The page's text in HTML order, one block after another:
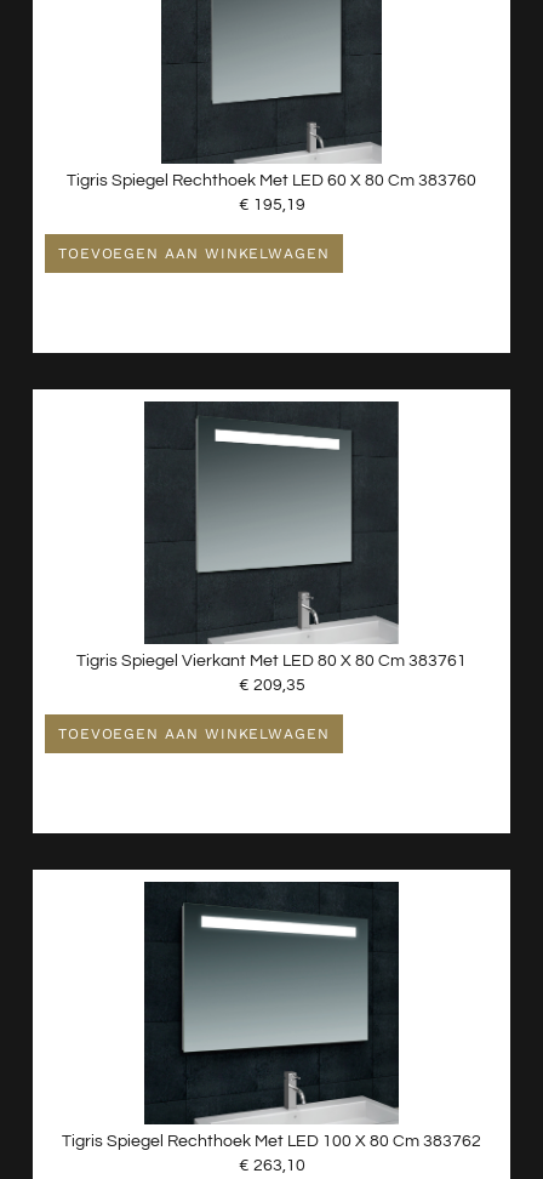
Tigris Spiegel Rechthoek Met LED 60 X 80 Cm 383760
€ 195,19
TOEVOEGEN AAN WINKELWAGEN
Tigris Spiegel Vierkant Met LED 80 X 80 Cm 383761
€ 209,35
TOEVOEGEN AAN WINKELWAGEN
Tigris Spiegel Rechthoek Met LED 100 X 80 Cm 383762
€ 263,10